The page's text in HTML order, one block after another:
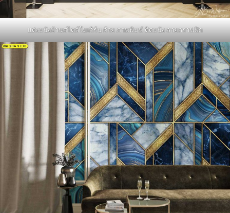
แต่งผนังบ้านสไตล์โมเดิร์น ด้วย ภาพพิมพ์ ติดผนัง ลายกราฟฟิก